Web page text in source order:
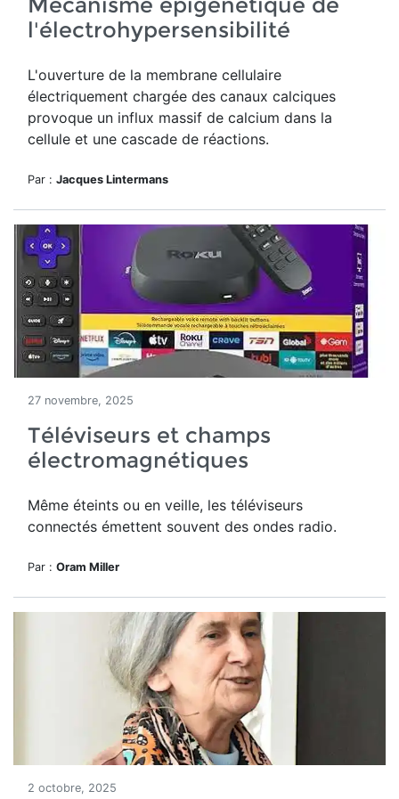
l'électrohypersensibilité
L'ouverture de la membrane cellulaire
électriquement chargée des canaux calciques
provoque un influx massif de calcium dans la
cellule et une cascade de réactions.
Par : Jacques Lintermans
27 novembre, 2025
Téléviseurs et champs
électromagnétiques
Même éteints ou en veille, les téléviseurs
connectés émettent souvent des ondes radio.
Par : Oram Miller
2 octobre, 2025